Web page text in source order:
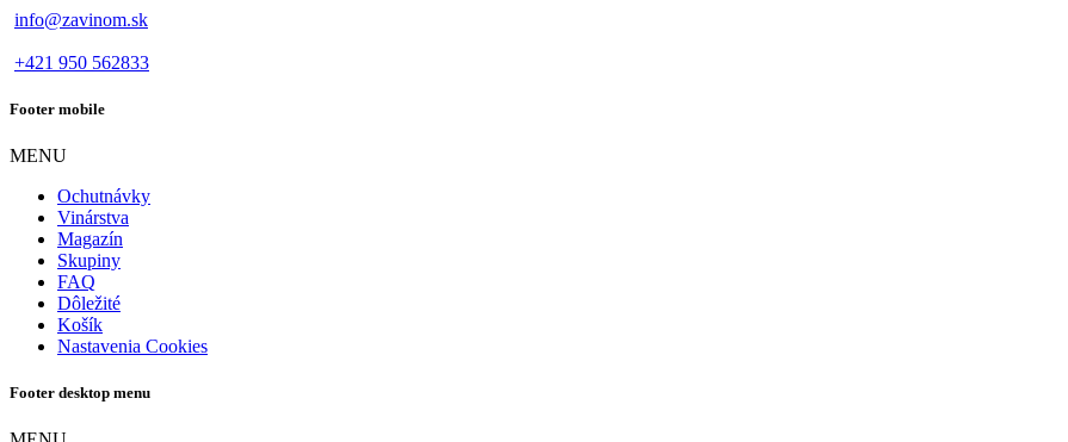
info@zavinom.sk
+421 950 562833
Footer mobile
MENU
Ochutnávky
Vinárstva
Magazín
Skupiny
FAQ
Dôležité
Košík
Nastavenia Cookies
Footer desktop menu